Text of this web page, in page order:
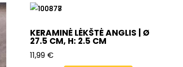
KERAMINĖ LĖKŠTĖ ANGLIS | Ø
27.5 CM, H: 2.5 CM
11,99 €